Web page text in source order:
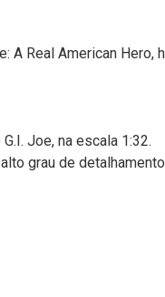
A Real American
Joe, na escala 1:32.
grau de